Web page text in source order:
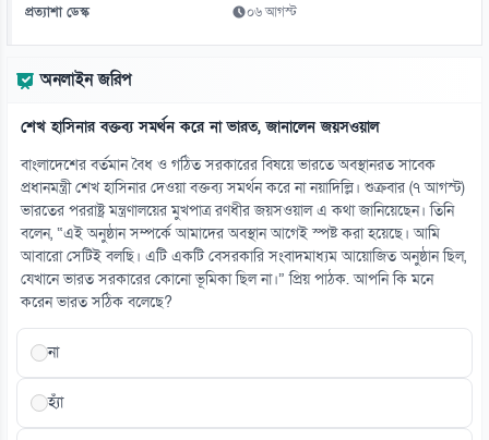
প্রত্যাশা ডেস্ক ০৬ আগস্ট
অনলাইন জরিপ
শেখ হাসিনার বক্তব্য সমর্থন করে না ভারত, জানালেন জয়সওয়াল
বাংলাদেশের বর্তমান বৈধ ও গঠিত সরকারের বিষয়ে ভারতে অবস্থানরত সাবেক
প্রধানমন্ত্রী শেখ হাসিনার দেওয়া বক্তব্য সমর্থন করে না নয়াদিল্লি। শুক্রবার (৭ আগস্ট)
ভারতের পররাষ্ট্র মন্ত্রণালয়ের মুখপাত্র রণধীর জয়সওয়াল এ কথা জানিয়েছেন। তিনি
বলেন, “এই অনুষ্ঠান সম্পর্কে আমাদের অবস্থান আগেই স্পষ্ট করা হয়েছে। আমি
আবারো সেটিই বলছি। এটি একটি বেসরকারি সংবাদমাধ্যম আয়োজিত অনুষ্ঠান ছিল,
যেখানে ভারত সরকারের কোনো ভূমিকা ছিল না।” প্রিয় পাঠক. আপনি কি মনে
করেন ভারত সঠিক বলেছে?
না
হ্যাঁ